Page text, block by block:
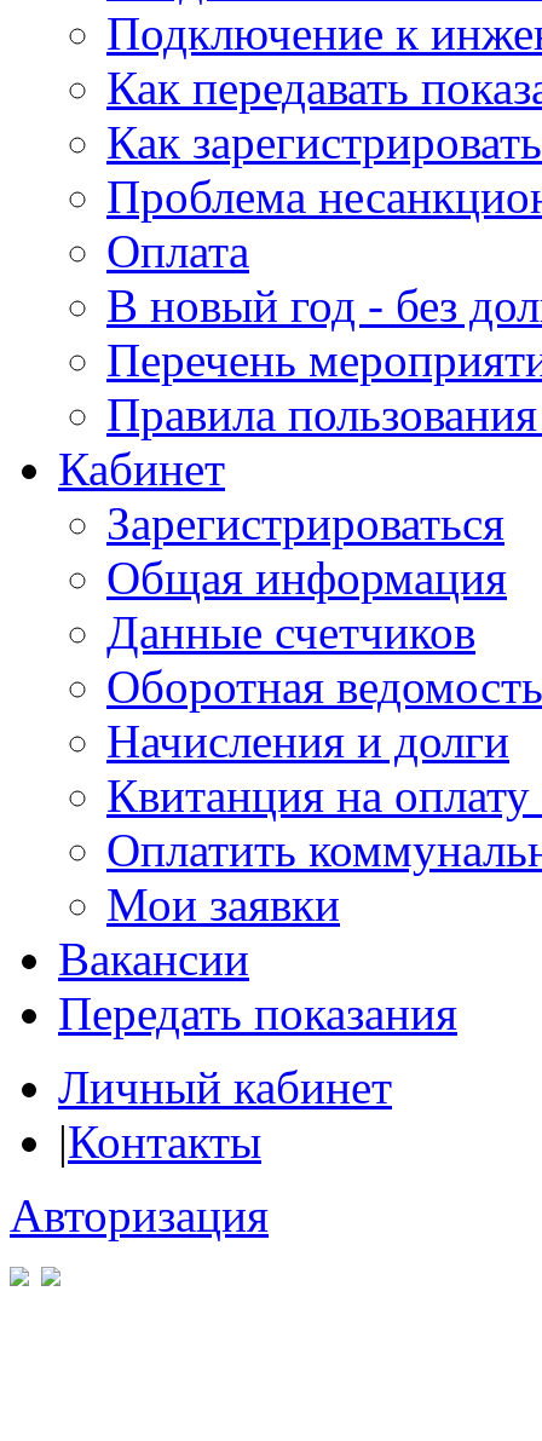
Подключение к
Как передавать
Как
Проблема
Оплата
В новый год - без
Перечень
Правила
Кабинет
Зарегистрироваться
Общая информация
Данные счетчиков
Оборотная ведомость
Начисления и долги
Квитанция на
Оплатить
Мои заявки
Вакансии
Передать показания
Личный кабинет
|Контакты
Авторизация